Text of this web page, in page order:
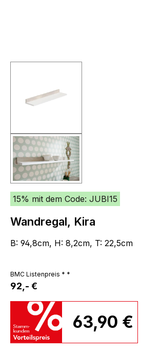
15% mit dem Code: JUBI15
Wandregal, Kira
B: 94,8cm, H: 8,2cm, T: 22,5cm
BMC Listenpreis * *
92,- €
63,90 €